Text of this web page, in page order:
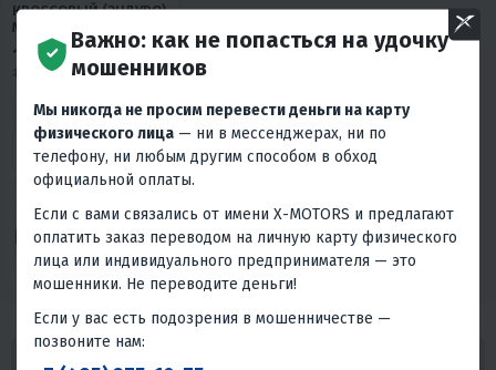
КРОССОВЫЙ (ЭНДУРО)
МОТОЦИКЛ BESUDA
008 BSD300-3 300СС
129 900 ₽
159 900 ₽ -19%
5 850 ₽ 5 590 ₽
В 1 КЛИК
300
Механика
4T
Нет
Воздушное
Китай
Важно: как не попасться на удочку
мошенников
Мы никогда не просим перевести деньги на карту
физического лица — ни в мессенджерах, ни по
телефону, ни любым другим способом в обход
официальной оплаты.
Если с вами связались от имени X-MOTORS и предлагают
оплатить заказ переводом на личную карту физического
лица или индивидуального предпринимателя — это
мошенники. Не переводите деньги!
Если у вас есть подозрения в мошенничестве —
позвоните нам: